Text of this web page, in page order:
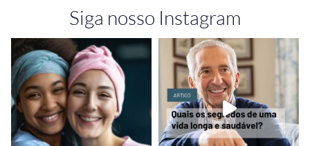
Siga nosso Instagram